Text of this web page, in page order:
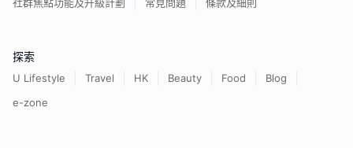
探索
U Lifestyle Travel HK Beauty Food
Blog
e-zone